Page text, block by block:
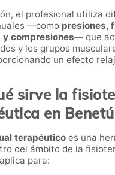
el profesional utiliza
—como presiones,
compresiones— que
y los grupos
un efecto
sirve la
en
terapéutico es una
del ámbito de la
para: